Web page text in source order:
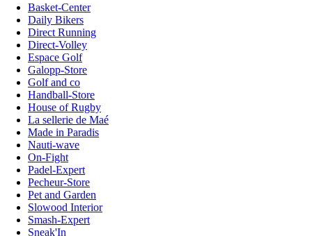
Basket-Center
Daily Bikers
Direct Running
Direct-Volley
Espace Golf
Galopp-Store
Golf and co
Handball-Store
House of Rugby
La sellerie de Maé
Made in Paradis
Nauti-wave
On-Fight
Padel-Expert
Pecheur-Store
Pet and Garden
Slowood Interior
Smash-Expert
Sneak'In